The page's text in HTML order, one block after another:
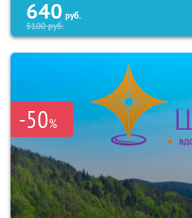
640 руб.
5100руб.
-50%